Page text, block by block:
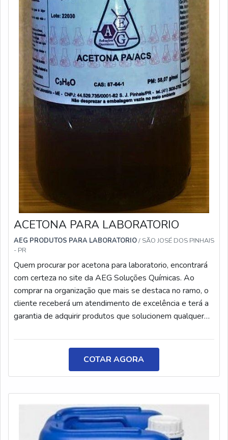
uma empresa comprometida com seus serviços no
segmento de tintas industriais. A empresa objetiva
sempre a melhor opção para o cliente final.A MELHOR
EMPRESA NO SEGMENTOSomente na Petrowan
existem as melhores condições para quem deseja achar
o que precisa para tintas industriais. É possível encontrar
itens variados com tecnologia de ponta, como dispersão
coloidal base água e resina para acabamento com ótima
qualidade e excelente custo-benefício. A empresa conta
com um time de profissionais qualificados para o serviço,
além de investir em equipamentos modernos, que se
e qualidade, o que garante a melhor experiência de
todos os clientes.
ACETONA PARA LABORATORIO
AEG PRODUTOS PARA LABORATORIO/ SÃO JOSÉ DOS PINHAIS
- PR
Quem procurar por acetona para laboratorio, encontrará
com certeza no site da AEG Soluções Químicas. Ao
comprar na organização que mais se destaca no ramo, o
cliente receberá um atendimento de excelência e terá a
garantia de adquirir produtos que solucionem qualquer
laboratorio, com a AEG Soluções Químicas o cliente
encontrará proteção e suporte personalizado via
WhatsApp.MAIS SOBRE ACETONA PARA
LABORATORIOA AEG Soluções Químicas foca sua
energia em proporcionar aos clientes uma estrutura com
escritório de alta qualidade onde são realizadas as
atividades e equipamentos de última geração, tudo isso
para garantir que se tenha acetona para laboratorio com
COTAR AGORA